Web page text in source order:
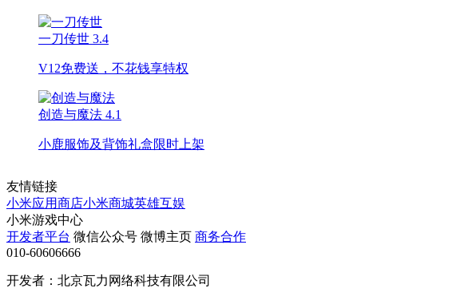
一刀传世 3.4
V12免费送，不花钱享特权
创造与魔法 4.1
小鹿服饰及背饰礼盒限时上架
友情链接
小米应用商店小米商城英雄互娱
小米游戏中心
开发者平台 微信公众号 微博主页 商务合作
010-60606666
开发者：北京瓦力网络科技有限公司